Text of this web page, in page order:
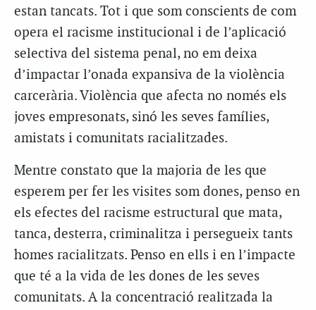
estan tancats. Tot i que som conscients de com
opera el racisme institucional i de l’aplicació
selectiva del sistema penal, no em deixa
d’impactar l’onada expansiva de la violència
carcerària. Violència que afecta no només els
joves empresonats, sinó les seves famílies,
amistats i comunitats racialitzades.
Mentre constato que la majoria de les que
esperem per fer les visites som dones, penso en
els efectes del racisme estructural que mata,
tanca, desterra, criminalitza i persegueix tants
homes racialitzats. Penso en ells i en l’impacte
que té a la vida de les dones de les seves
comunitats. A la concentració realitzada la